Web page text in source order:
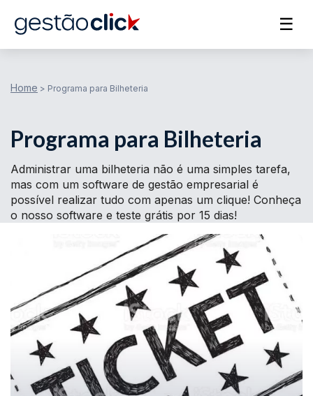
☰
Home > Programa para Bilheteria
Programa para Bilheteria
Administrar uma bilheteria não é uma simples tarefa,
mas com um software de gestão empresarial é
possível realizar tudo com apenas um clique! Conheça
o nosso software e teste grátis por 15 dias!